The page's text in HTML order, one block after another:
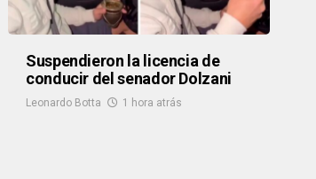
Suspendieron la licencia de
conducir del senador Dolzani
Leonardo Botta 1 hora atrás